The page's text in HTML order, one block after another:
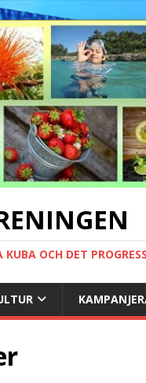
OCH DET